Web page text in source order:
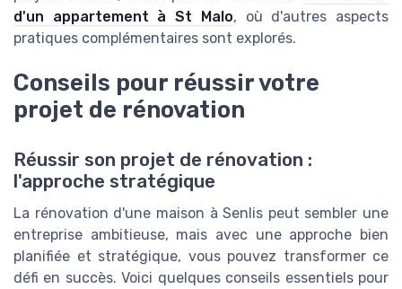
d'un appartement à St Malo, où d'autres aspects
pratiques complémentaires sont explorés.
Conseils pour réussir votre
projet de rénovation
Réussir son projet de rénovation :
l'approche stratégique
La rénovation d'une maison à Senlis peut sembler une
entreprise ambitieuse, mais avec une approche bien
planifiée et stratégique, vous pouvez transformer ce
défi en succès. Voici quelques conseils essentiels pour